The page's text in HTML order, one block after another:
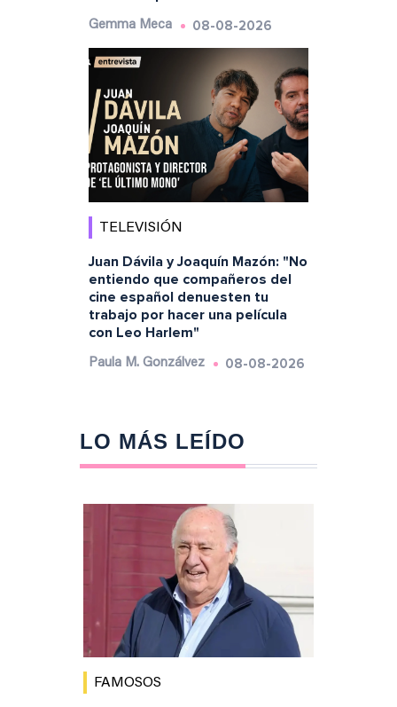
Gemma Meca 08-08-2026
TELEVISIÓN
Juan Dávila y Joaquín Mazón: "No
entiendo que compañeros del
cine español denuesten tu
trabajo por hacer una película
con Leo Harlem"
Paula M. Gonzálvez 08-08-2026
LO MÁS LEÍDO
FAMOSOS